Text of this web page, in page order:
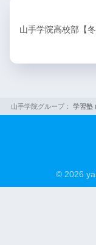
山手学院高校部【
山手学院グループ： 学習塾
© 2026